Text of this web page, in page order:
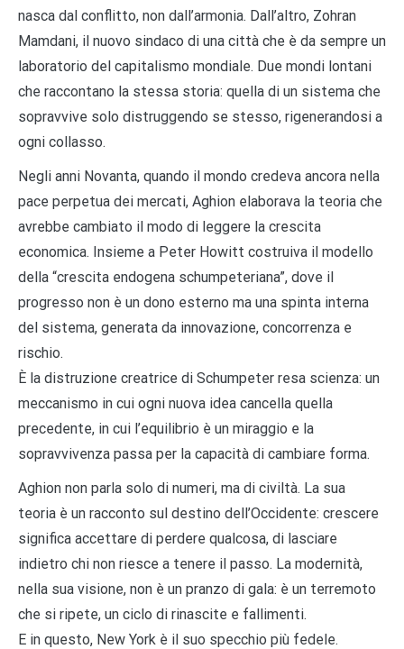
nasca dal conflitto, non dall’armonia. Dall’altro, Zohran
Mamdani, il nuovo sindaco di una città che è da sempre un
laboratorio del capitalismo mondiale. Due mondi lontani
che raccontano la stessa storia: quella di un sistema che
sopravvive solo distruggendo se stesso, rigenerandosi a
ogni collasso.
Negli anni Novanta, quando il mondo credeva ancora nella
pace perpetua dei mercati, Aghion elaborava la teoria che
avrebbe cambiato il modo di leggere la crescita
economica. Insieme a Peter Howitt costruiva il modello
della “crescita endogena schumpeteriana”, dove il
progresso non è un dono esterno ma una spinta interna
del sistema, generata da innovazione, concorrenza e
rischio.
È la distruzione creatrice di Schumpeter resa scienza: un
meccanismo in cui ogni nuova idea cancella quella
precedente, in cui l’equilibrio è un miraggio e la
sopravvivenza passa per la capacità di cambiare forma.
Aghion non parla solo di numeri, ma di civiltà. La sua
teoria è un racconto sul destino dell’Occidente: crescere
significa accettare di perdere qualcosa, di lasciare
indietro chi non riesce a tenere il passo. La modernità,
nella sua visione, non è un pranzo di gala: è un terremoto
che si ripete, un ciclo di rinascite e fallimenti.
E in questo, New York è il suo specchio più fedele.